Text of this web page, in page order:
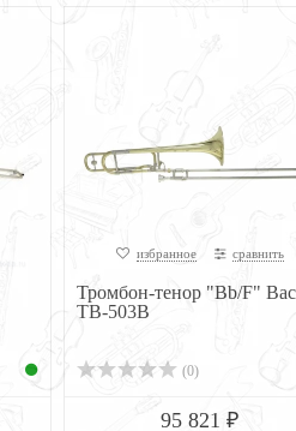
избранное сравнить
Тромбон-тенор "Bb/F"
TB-503B
(0)
95 821 ₽